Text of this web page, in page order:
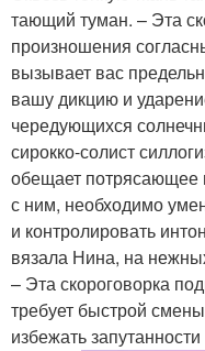
тающий туман. – Эта
произношения
вызывает вас
вашу дикцию и
чередующихся
сирокко-солист
обещает потрясающее
с ним, необходимо
и контролировать
вязала Нина, на
– Эта скороговорка
требует быстрой
избежать